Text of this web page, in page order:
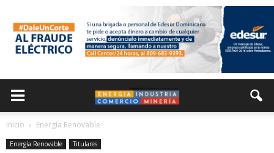
Inicio Energía Renovable
Energía Renovable Titulares